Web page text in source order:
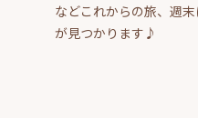
などこれからの旅、週
が見つかります♪